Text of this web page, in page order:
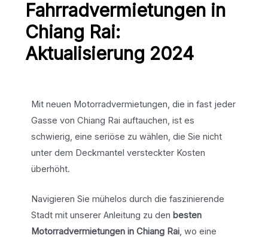
Fahrradvermietungen in
Chiang Rai:
Aktualisierung 2024
Mit neuen Motorradvermietungen, die in fast jeder
Gasse von Chiang Rai auftauchen, ist es
schwierig, eine seriöse zu wählen, die Sie nicht
unter dem Deckmantel versteckter Kosten
überhöht.
Navigieren Sie mühelos durch die faszinierende
Stadt mit unserer Anleitung zu den besten
Motorradvermietungen in Chiang Rai, wo eine